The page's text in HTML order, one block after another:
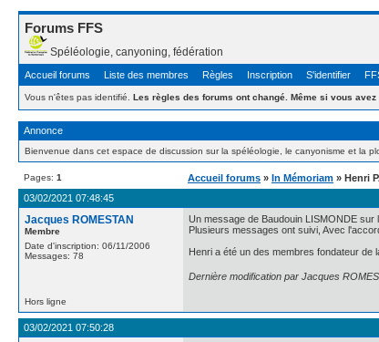
Forums FFS
Spéléologie, canyoning, fédération
Accueil forums Liste des membres Règles Inscription S'identifier
Vous n'êtes pas identifié. Les règles des forums ont changé. Même si vous
Annonce
Bienvenue dans cet espace de discussion sur la spéléologie, le canyonisme et la
Pages: 1 Accueil forums » In Mémoriam » Henri
03/02/2021 07:48:45
Jacques ROMESTAN
Membre
Date d'inscription: 06/11/2006
Messages: 78
Un message de Baudouin LISMONDE sur
Plusieurs messages ont suivi, Avec
Henri a été un des membres fondateur de
Dernière modification par Jacques
Hors ligne
03/02/2021 07:50:28